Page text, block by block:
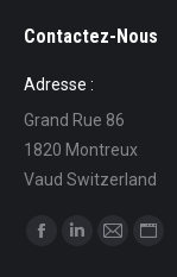
Contactez-Nous
Adresse :
Grand Rue 86
1820 Montreux
Vaud Switzerland
Find us on: